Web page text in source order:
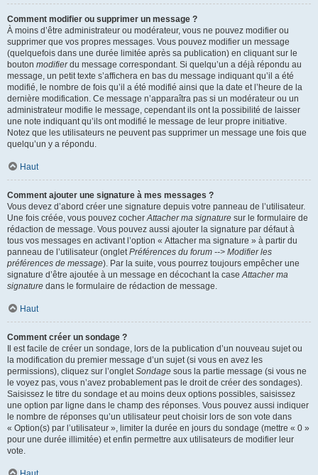
Comment modifier ou supprimer un message ?
À moins d’être administrateur ou modérateur, vous ne pouvez modifier ou
supprimer que vos propres messages. Vous pouvez modifier un message
(quelquefois dans une durée limitée après sa publication) en cliquant sur le
bouton modifierdu message correspondant. Si quelqu’un a déjà répondu au
message, un petit texte s’affichera en bas du message indiquant qu’il a été
modifié, le nombre de fois qu’il a été modifié ainsi que la date et l’heure de la
dernière modification. Ce message n’apparaîtra pas si un modérateur ou un
administrateur modifie le message, cependant ils ont la possibilité de laisser
une note indiquant qu’ils ont modifié le message de leur propre initiative.
Notez que les utilisateurs ne peuvent pas supprimer un message une fois que
quelqu’un y a répondu.
Haut
Comment ajouter une signature à mes messages ?
Vous devez d’abord créer une signature depuis votre panneau de l’utilisateur.
Une fois créée, vous pouvez cocherAttacher ma signature sur le formulaire de
rédaction de message. Vous pouvez aussi ajouter la signature par défaut à
tous vos messages en activant l’option « Attacher ma signature » à partir du
panneau de l’utilisateur (ongletPréférences du forum --> Modifier les
préférences de message). Par la suite, vous pourrez toujours empêcher une
signature d’être ajoutée à un message en décochant la caseAttacher ma
signature dans le formulaire de rédaction de message.
Haut
Comment créer un sondage ?
Il est facile de créer un sondage, lors de la publication d’un nouveau sujet ou
la modification du premier message d’un sujet (si vous en avez les
permissions), cliquez sur l’ongletSondage sous la partie message (si vous ne
le voyez pas, vous n’avez probablement pas le droit de créer des sondages).
Saisissez le titre du sondage et au moins deux options possibles, saisissez
une option par ligne dans le champ des réponses. Vous pouvez aussi indiquer
le nombre de réponses qu’un utilisateur peut choisir lors de son vote dans
« Option(s) par l’utilisateur », limiter la durée en jours du sondage (mettre « 0 »
pour une durée illimitée) et enfin permettre aux utilisateurs de modifier leur
vote.